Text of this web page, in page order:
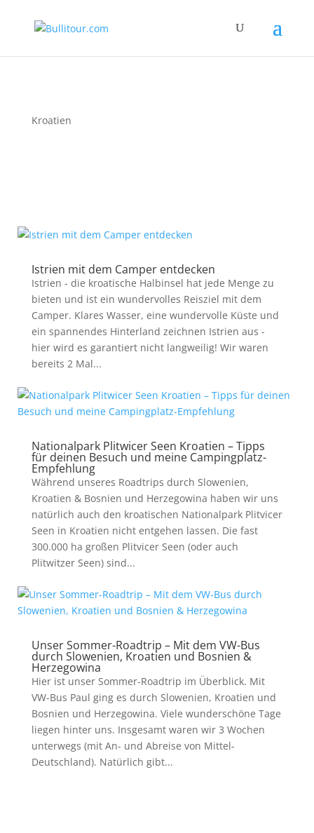
Kroatien
Istrien mit dem Camper entdecken
Istrien - die kroatische Halbinsel hat jede Menge zu
bieten und ist ein wundervolles Reisziel mit dem
Camper. Klares Wasser, eine wundervolle Küste und
ein spannendes Hinterland zeichnen Istrien aus -
hier wird es garantiert nicht langweilig! Wir waren
bereits 2 Mal...
Nationalpark Plitwicer Seen Kroatien – Tipps
für deinen Besuch und meine Campingplatz-
Empfehlung
Während unseres Roadtrips durch Slowenien,
Kroatien & Bosnien und Herzegowina haben wir uns
natürlich auch den kroatischen Nationalpark Plitvicer
Seen in Kroatien nicht entgehen lassen. Die fast
300.000 ha großen Plitvicer Seen (oder auch
Plitwitzer Seen) sind...
Unser Sommer-Roadtrip – Mit dem VW-Bus
durch Slowenien, Kroatien und Bosnien &
Herzegowina
Hier ist unser Sommer-Roadtrip im Überblick. Mit
VW-Bus Paul ging es durch Slowenien, Kroatien und
Bosnien und Herzegowina. Viele wunderschöne Tage
liegen hinter uns. Insgesamt waren wir 3 Wochen
unterwegs (mit An- und Abreise von Mittel-
Deutschland). Natürlich gibt...